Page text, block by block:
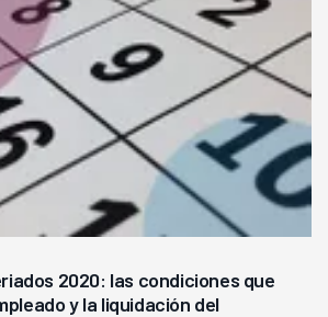
2020: las condiciones que
y la liquidación del